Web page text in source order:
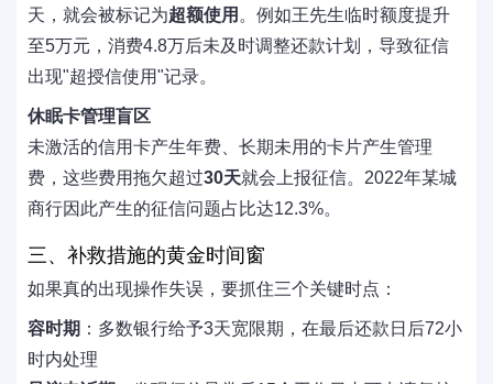
天，就会被标记为超额使用 。例如王先生临时额度提升
至5万元，消费4.8万后未及时调整还款计划，导致征信
出现"超授信使用"记录。
休眠卡管理盲区
未激活的信用卡产生年费、长期未用的卡片产生管理
费，这些费用拖欠超过30天就会上报征信。2022年某城
商行因此产生的征信问题占比达12.3%。
三、补救措施的黄金时间窗
如果真的出现操作失误，要抓住三个关键时点：
容时期 ：多数银行给予3天宽限期，在最后还款日后72小
时内处理